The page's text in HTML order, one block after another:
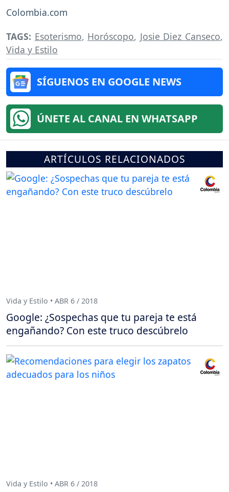
Colombia.com
TAGS: Esoterismo, Horóscopo, Josie Diez Canseco,
Vida y Estilo
SÍGUENOS EN GOOGLE NEWS
ÚNETE AL CANAL EN WHATSAPP
ARTÍCULOS RELACIONADOS
Vida y Estilo • ABR 6 / 2018
Google: ¿Sospechas que tu pareja te está
engañando? Con este truco descúbrelo
Vida y Estilo • ABR 6 / 2018